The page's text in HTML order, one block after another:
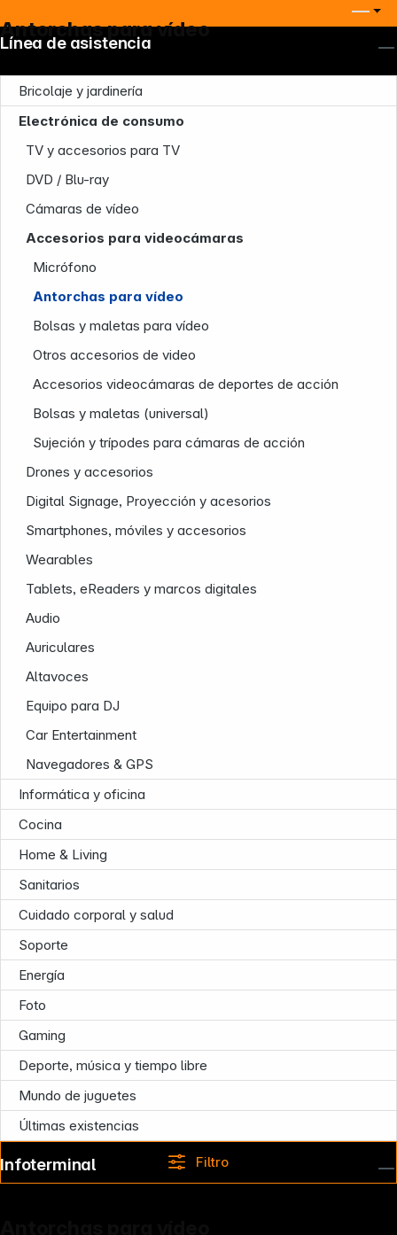
Antorchas para vídeo
Bricolaje y jardinería
Electrónica de consumo
TV y accesorios para TV
DVD / Blu-ray
Cámaras de vídeo
Accesorios para videocámaras
Micrófono
Antorchas para vídeo
Bolsas y maletas para vídeo
Otros accesorios de video
Accesorios videocámaras de deportes de acción
Bolsas y maletas (universal)
Sujeción y trípodes para cámaras de acción
Drones y accesorios
Digital Signage, Proyección y acesorios
Smartphones, móviles y accesorios
Wearables
Tablets, eReaders y marcos digitales
Audio
Auriculares
Altavoces
Equipo para DJ
Car Entertainment
Navegadores & GPS
Informática y oficina
Cocina
Home & Living
Sanitarios
Cuidado corporal y salud
Soporte
Energía
Foto
Gaming
Deporte, música y tiempo libre
Mundo de juguetes
Últimas existencias
Filtro
Línea de asistencia
Infoterminal